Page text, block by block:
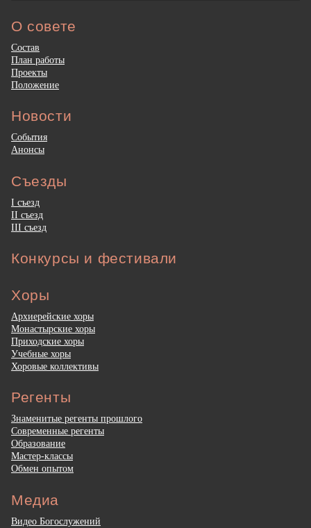
О совете
Состав
План работы
Проекты
Положение
Новости
События
Анонсы
Съезды
I съезд
II съезд
III съезд
Конкурсы и фестивали
Хоры
Архиерейские хоры
Монастырские хоры
Приходские хоры
Учебные хоры
Хоровые коллективы
Регенты
Знаменитые регенты прошлого
Современные регенты
Образование
Мастер-классы
Обмен опытом
Медиа
Видео Богослужений